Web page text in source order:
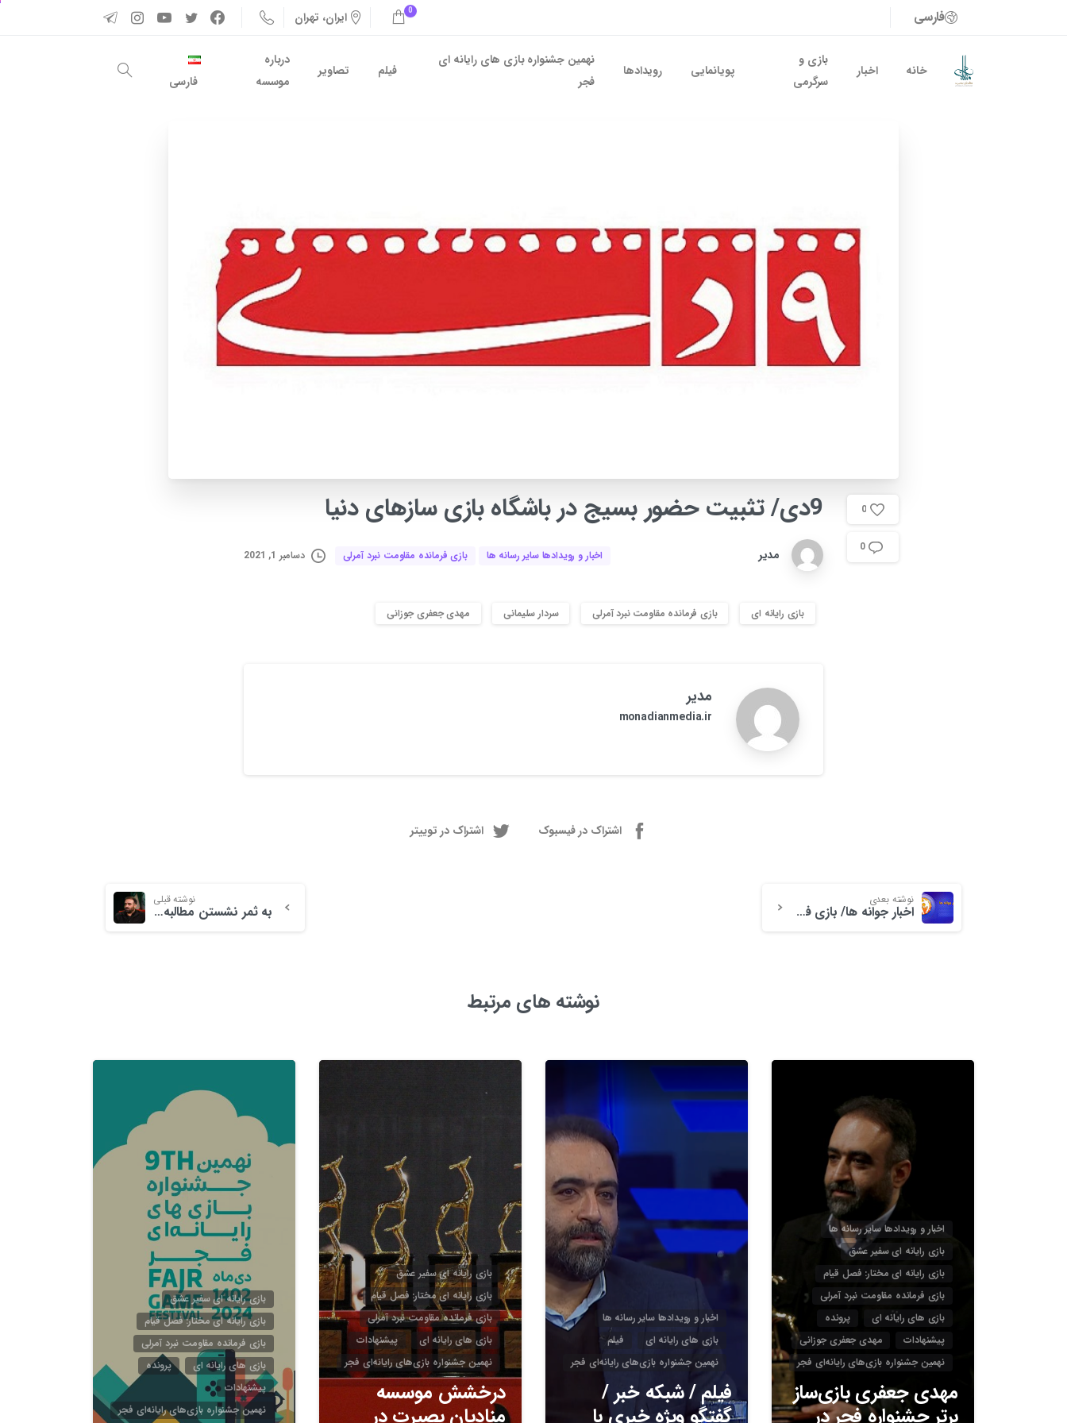
فارسی 0 ایران، تهران
خانه اخبار
بازی و
سرگرمی
پویانمایی رویدادها
نهمین جشنواره بازی های رایانه ای
فجر
فیلم تصاویر
درباره
موسسه
فارسی
0
0
9دی/ تثبیت حضوربسیجدرباشگاهبازی سازهای دنیا
مدیر اخبار و رویدادها سایر رسانه ها بازی فرمانده مقاومت نبرد آمرلی دسامبر 1, 2021
بازی رایانه ای بازی فرمانده مقاومت نبرد آمرلی سردار سلیمانی مهدی جعفری جوزانی
مدیر
monadianmedia.ir
اشتراک در فیسبوک اشتراک در توییتر
نوشته قبلی
به ثمر نشستن مطالبه به حق سردار شهید حاج قاسم سلیمانی با ساخت بازی” فرمانده مقاومت؛ نبرد آمرلی”
نوشته بعدی
اخبار جوانه ها/ بازی فرمانده مقاومت؛ نبرد آمرلی، روایت رشادت شهید حاج قاسم سلیمانی
نوشته های مرتبط
اخبار و رویدادها سایر رسانه ها
بازی رایانه ای سفیر عشق
بازی رایانه ای مختار: فصل قیام
بازی فرمانده مقاومت نبرد آمرلی
بازی های رایانه ای
پرونده
پیشنهادات
مهدی جعفری جوزانی
نهمین جشنواره بازی‌های رایانه‌ای فجر
مهدی جعفری بازی‌ساز
برتر جشنواره فجر در
اخبار و رویدادها سایر رسانه ها
بازی های رایانه ای
فیلم
نهمین جشنواره بازی‌های رایانه‌ای فجر
فیلم / شبکه خبر /
گفتگو ویژه خبری با
بازی رایانه ای سفیر عشق
بازی رایانه ای مختار: فصل قیام
بازی فرمانده مقاومت نبرد آمرلی
بازی های رایانه ای
پیشنهادات
نهمین جشنواره بازی‌های رایانه‌ای فجر
درخشش موسسه
منادیان بصیرت در
بازی رایانه ای سفیر عشق
بازی رایانه ای مختار: فصل قیام
بازی فرمانده مقاومت نبرد آمرلی
بازی های رایانه ای
پرونده
پیشنهادات
نهمین جشنواره بازی‌های رایانه‌ای فجر